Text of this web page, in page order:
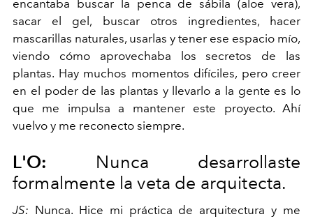
encantaba buscar la penca de sábila (aloe vera),
sacar el gel, buscar otros ingredientes, hacer
mascarillas naturales, usarlas y tener ese espacio mío,
viendo cómo aprovechaba los secretos de las
plantas. Hay muchos momentos difíciles, pero creer
en el poder de las plantas y llevarlo a la gente es lo
que me impulsa a mantener este proyecto. Ahí
vuelvo y me reconecto siempre.
L'O:
Nunca desarrollaste
formalmente la veta de arquitecta.
JS: Nunca. Hice mi práctica de arquitectura y me